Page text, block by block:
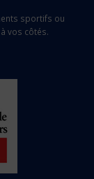
sportifs ou
vos côtés.